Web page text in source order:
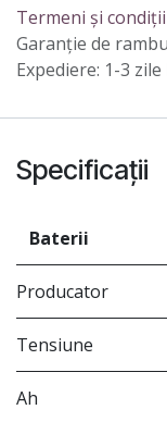
Termeni și condiții
Garanție de
Expediere: 1-3
Specificații
Baterii
Producator
Tensiune
Ah